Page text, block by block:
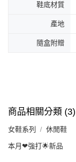
鞋底材質
產地
隨盒附贈
商品相關分類 (3)
女鞋系列 休閒鞋
本月❤強打🌟新品